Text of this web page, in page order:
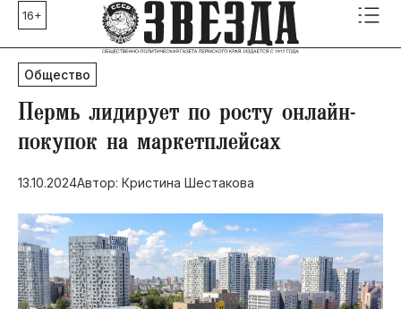
Главные темы
80 лет Победы
Молодежная столица РФ
СВО
Социальная поддержка
Инфраструктура
Благоустройство
16+
Общество
​Пермь лидирует по росту онлайн-
покупок на маркетплейсах
13.10.2024Автор: Кристина Шестакова